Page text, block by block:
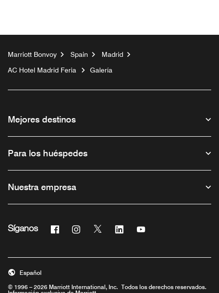
Marriott Bonvoy Spain
Madrid
AC Hotel Madrid Feria
Galería
Mejores destinos
Para los huéspedes
Nuestra empresa
Síganos Facebook
Abre una ventana nueva
Instagram
Abre una ventana nueva
Twitter
Abre una ventana nueva
Linkedin
Abre una ventana nueva
Abre una ventana
© 1996 – 2026 Marriott International, Inc. Todos los derechos reservados.
Español